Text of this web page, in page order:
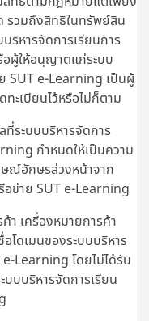
รวมถึงสิทธิในทรัพย์สิน
ริหารจัดการเรียนการ
ผู้ให้อนุญาตแก่ระบบ
SUT e-Learning เป็นผู้
ะเบียนไว้หรือไม่ก็ตาม
ระบบบริหารจัดการ
กำหนดให้เป็นความ
ณ์อักษรล่วงหน้าจาก
อข่าย SUT e-Learning
า เครื่องหมายการค้า
โดเมนของระบบบริหาร
Learning โดยไม่ได้รับ
บบริหารจัดการเรียน